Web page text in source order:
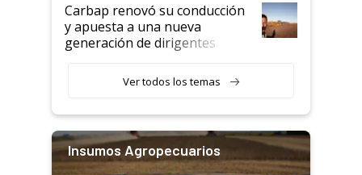
Carbap renovó su conducción
y apuesta a una nueva
generación de dirigentes
Ver todos los temas
Insumos Agropecuarios